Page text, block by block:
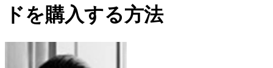
ドを購入する方法